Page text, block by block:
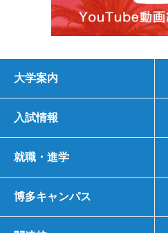
大学案内
入試情報
就職・進学
博多キャンパス